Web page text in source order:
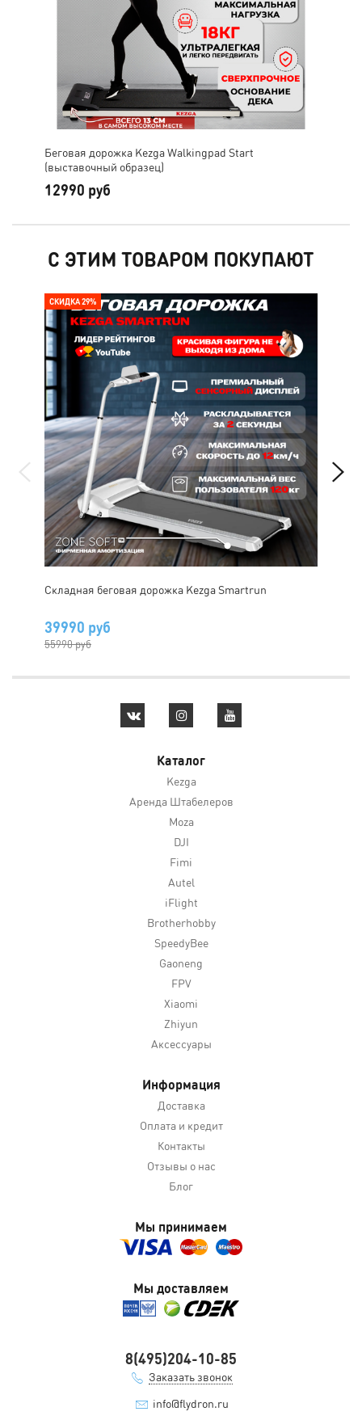
Беговая дорожка Kezga Walkingpad Start
(выставочный образец)
12990 руб
С ЭТИМ ТОВАРОМ ПОКУПАЮТ
СКИДКА 29%
Складная беговая дорожка Kezga Smartrun
39990 руб
55990 руб
Каталог
Kezga
Аренда Штабелеров
Moza
DJI
Fimi
Autel
iFlight
Brotherhobby
SpeedyBee
Gaoneng
FPV
Xiaomi
Zhiyun
Аксессуары
Информация
Доставка
Оплата и кредит
Контакты
Отзывы о нас
Блог
Мы принимаем
Мы доставляем
8(495)204-10-85
Заказать звонок
info@flydron.ru